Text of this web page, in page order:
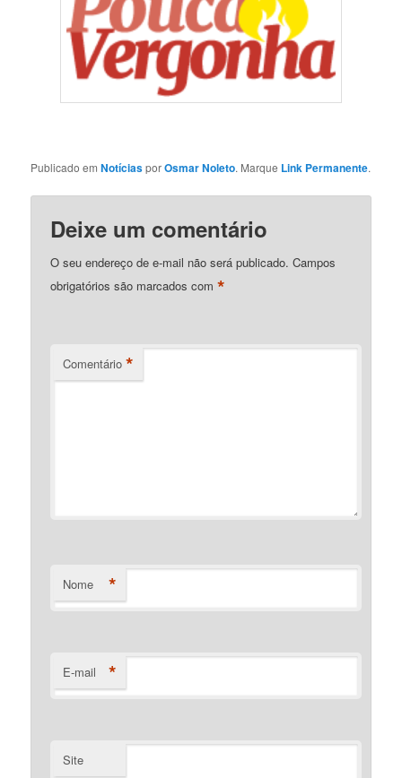
Publicado emNotíciasporOsmar Noleto. Marque Link Permanente.
Deixe um comentário
O seu endereço de e-mail não será publicado. Campos
obrigatórios são marcados com*
Comentário *
Nome *
E-mail *
Site